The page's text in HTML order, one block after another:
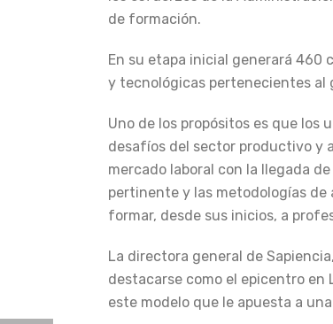
de formación.
En su etapa inicial generará 460
y tecnológicas pertenecientes al
Uno de los propósitos es que
desafíos del sector productivo y
mercado laboral con la llegada
pertinente y las metodologías de
formar, desde sus inicios, a
La directora general de
destacarse como el epicentro
este modelo que le apuesta a